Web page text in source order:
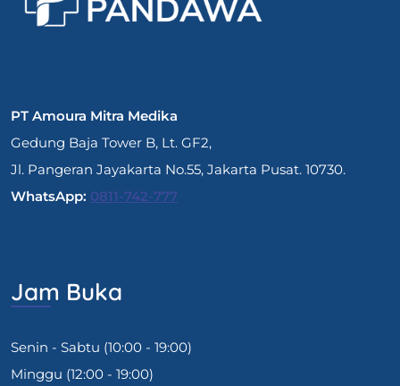
PT Amoura Mitra Medika
Gedung Baja Tower B, Lt. GF2,
Jl. Pangeran Jayakarta No.55, Jakarta Pusat. 10730.
WhatsApp: 0811-742-777
Jam Buka
Senin - Sabtu (10:00 - 19:00)
Minggu (12:00 - 19:00)